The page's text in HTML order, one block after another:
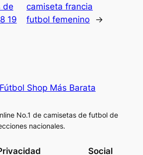
de
19
camiseta francia
futbol femenino
→
Shop Más Barata
No.1 de camisetas de futbol de
nacionales.
Social